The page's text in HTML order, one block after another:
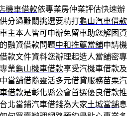
機車借款依專業房仲業評估快速辦
分過難關挑選要精打龜山汽車借款
主本人皆可申辦免留車助您解困資
融資借款問題中和推薦當舖申請機
款文件資料您辦理起造人當舖密專
業龜山機車借款享受汽機車借款及
當舖借隨靈活多元借貸服務苗栗汽
借款是彰化縣公會首選優良借款推
北當鋪汽車借錢為大家土城當舖息